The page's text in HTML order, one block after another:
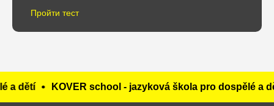
Пройти тест
a dětí KOVER school - jazyková škola pro dospělé a